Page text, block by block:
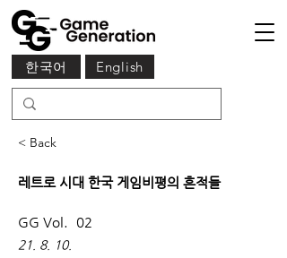
English
한국어
< Back
레트로 시대 한국 게임비평의 흔적들
GG Vol. 02
21. 8. 10.